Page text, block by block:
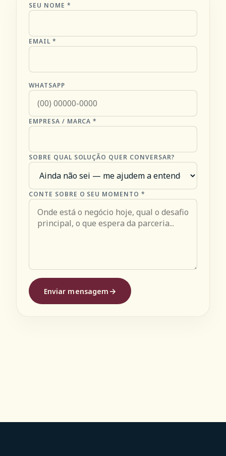
SEU NOME *
EMAIL *
WHATSAPP
EMPRESA / MARCA *
SOBRE QUAL SOLUÇÃO QUER CONVERSAR?
CONTE SOBRE O SEU MOMENTO *
Enviar mensagem